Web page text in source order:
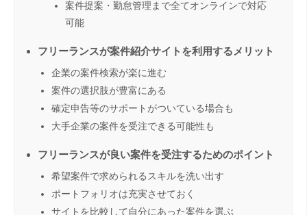
案件提案・勤怠管理まで全てオンラインで対応
可能
フリーランスが案件紹介サイトを利用するメリット
企業の案件検索が楽に進む
案件の選択肢が豊富にある
確定申告等のサポートがついている場合も
大手企業の案件を受注できる可能性も
フリーランスが良い案件を受注するためのポイント
希望案件で求められるスキルを洗い出す
ポートフォリオは充実させておく
サイトを比較して自分にあった案件を選ぶ